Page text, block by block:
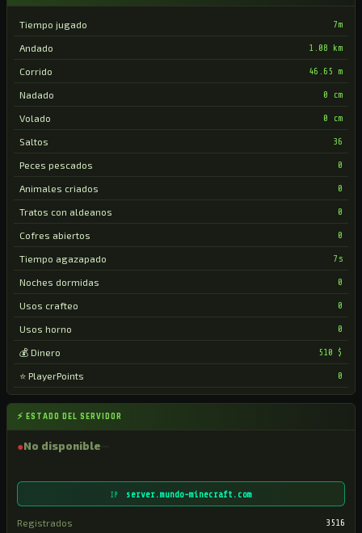
⚡ ESTADO DEL SERVIDOR
●No disponible
IP server.mundo-minecraft.com
Registrados 3516
Tiempo jugado 7m
Andado 1.08 km
Corrido 46.65 m
Nadado 0 cm
Volado 0 cm
Saltos 36
Peces pescados 0
Animales criados 0
Tratos con aldeanos 0
Cofres abiertos 0
Tiempo agazapado 7s
Noches dormidas 0
Usos crafteo 0
Usos horno 0
💰 Dinero 510 $
⭐ PlayerPoints 0